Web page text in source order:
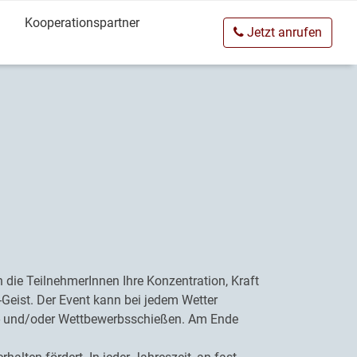
Kooperationspartner
Jetzt anrufen
TeilnehmerInnen Ihre Konzentration, Kraft
Der Event kann bei jedem Wetter
oder Wettbewerbsschießen. Am Ende